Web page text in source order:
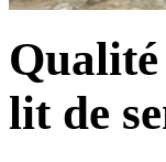
lit de